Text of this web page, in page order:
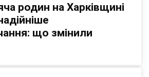
родин на Харківщині
що змінили